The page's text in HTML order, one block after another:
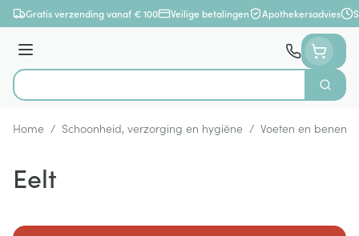
Ga naar de inhoud
Gratis verzending vanaf € 100 Veilige betalingen Apothekersadvies
Menu
Product, merk, categorie...
Zoek
Home / Schoonheid, verzorging en hygiëne / Voeten en benen
Eelt